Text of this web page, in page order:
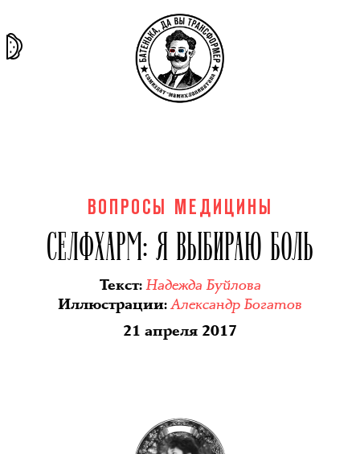
ВОПРОСЫ МЕДИЦИНЫ
СЕЛФХАРМ: Я ВЫБИРАЮ БОЛЬ
Текст:Надежда Буйлова
Иллюстрации:Александр Богатов
21 апреля 2017